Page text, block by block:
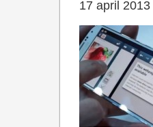
17 april 2013